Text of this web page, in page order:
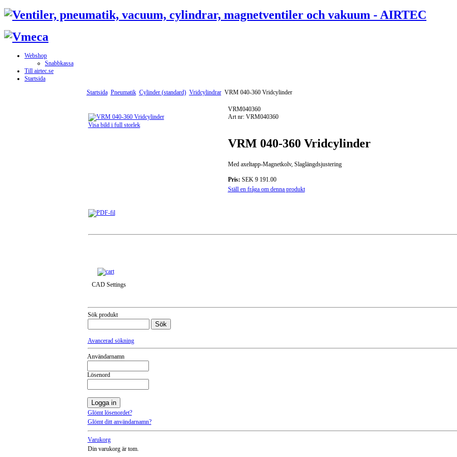
Webshop
Snabbkassa
Till airtec.se
Startsida
Startsida Pneumatik Cylinder (standard) Vridcylindrar VRM 040-360 Vridcylinder
Visa bild i full storlek
VRM040360
Art nr: VRM040360
VRM 040-360 Vridcylinder
Med axeltapp-Magnetkolv, Slaglängdsjustering
Pris: SEK 9 191.00
Ställ en fråga om denna produkt
CAD Settings
Sök produkt
Avancerad sökning
Användarnamn
Lösenord
Glömt lösenordet?
Glömt ditt användarnamn?
Varukorg
Din varukorg är tom.